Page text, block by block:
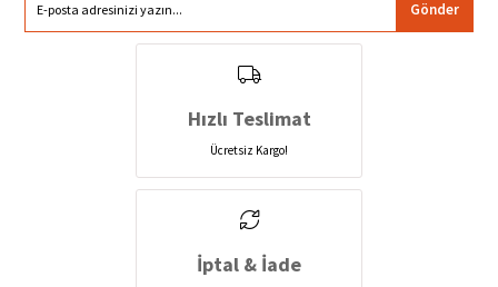
Gönder
Hızlı Teslimat
Ücretsiz Kargo!
İptal & İade